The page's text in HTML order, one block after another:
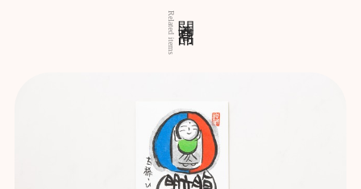
Related items